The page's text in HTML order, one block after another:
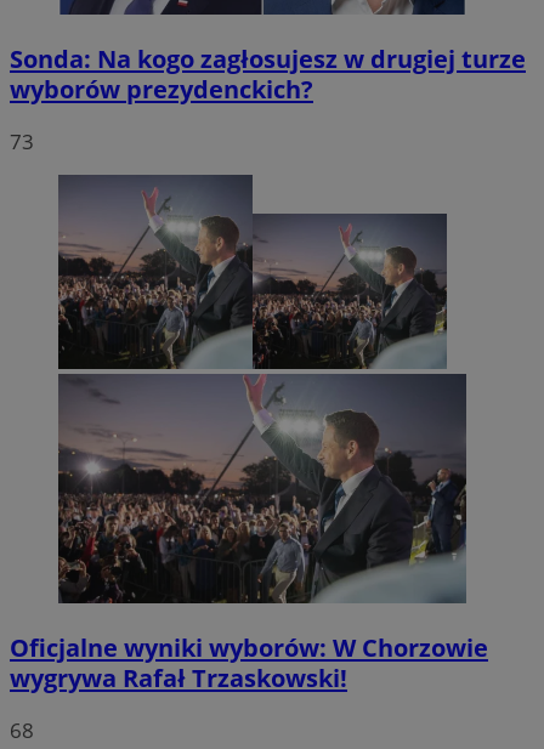
Sonda: Na kogo zagłosujesz w drugiej turze
wyborów prezydenckich?
73
Oficjalne wyniki wyborów: W Chorzowie
wygrywa Rafał Trzaskowski!
68